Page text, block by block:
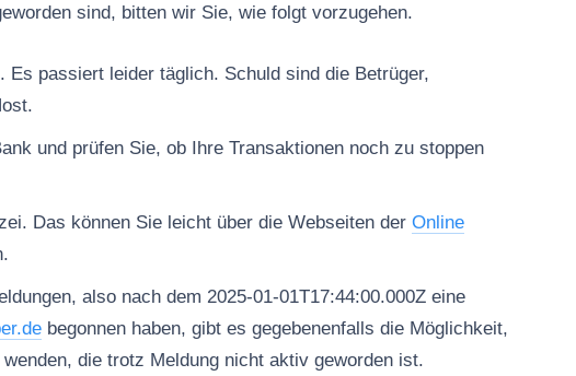
sind, bitten wir Sie, wie folgt vorzugehen.
passiert leider täglich. Schuld sind die Betrüger,
und prüfen Sie, ob Ihre Transaktionen noch zu stoppen
Das können Sie leicht über die Webseiten der Online
also nach dem 2025-01-01T17:44:00.000Z eine
begonnen haben, gibt es gegebenenfalls die Möglichkeit,
die trotz Meldung nicht aktiv geworden ist.